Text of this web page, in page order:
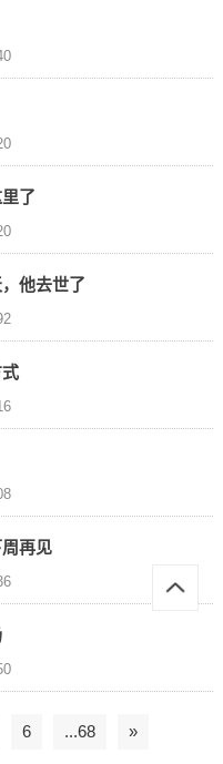
了
他去世了
再见
6 ...68 »